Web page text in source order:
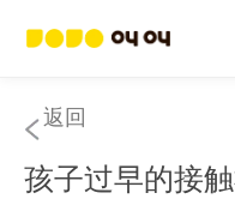
首页
叫叫App
返回
孩子过早的接